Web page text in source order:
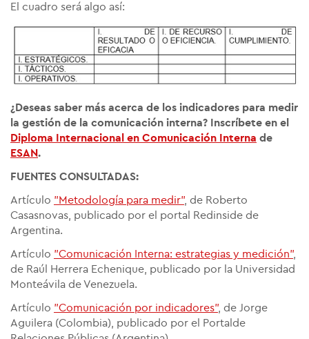
El cuadro será algo así:
¿Deseas saber más acerca de los indicadores para medir
la gestión de la comunicación interna? Inscríbete en el
Diploma Internacional en Comunicación Interna de
ESAN.
FUENTES CONSULTADAS:
Artículo "Metodología para medir", de Roberto
Casasnovas, publicado por el portal Redinside de
Argentina.
Artículo "Comunicación Interna: estrategias y medición",
de Raúl Herrera Echenique, publicado por la Universidad
Monteávila de Venezuela.
Artículo "Comunicación por indicadores", de Jorge
Aguilera (Colombia), publicado por el Portalde